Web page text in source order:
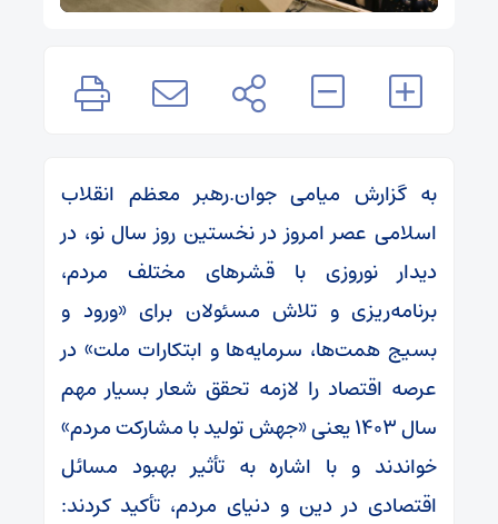
به گزارش میامی جوان.رهبر معظم انقلاب
اسلامی عصر امروز در نخستین روز سال نو، در
دیدار نوروزی با قشرهای مختلف مردم،
برنامه‌ریزی و تلاش مسئولان برای «ورود و
بسیج همت‌ها، سرمایه‌ها و ابتکارات ملت» در
عرصه اقتصاد را لازمه تحقق شعار بسیار مهم
سال ۱۴۰۳ یعنی «جهش تولید با مشارکت مردم»
خواندند و با اشاره به تأثیر بهبود مسائل
اقتصادی در دین و دنیای مردم، تأکید کردند: